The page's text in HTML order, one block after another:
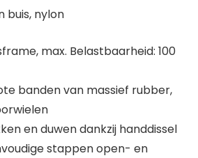
buis, nylon
max. Belastbaarheid: 100
banden van massief rubber,
en duwen dankzij handdissel
stappen open- en